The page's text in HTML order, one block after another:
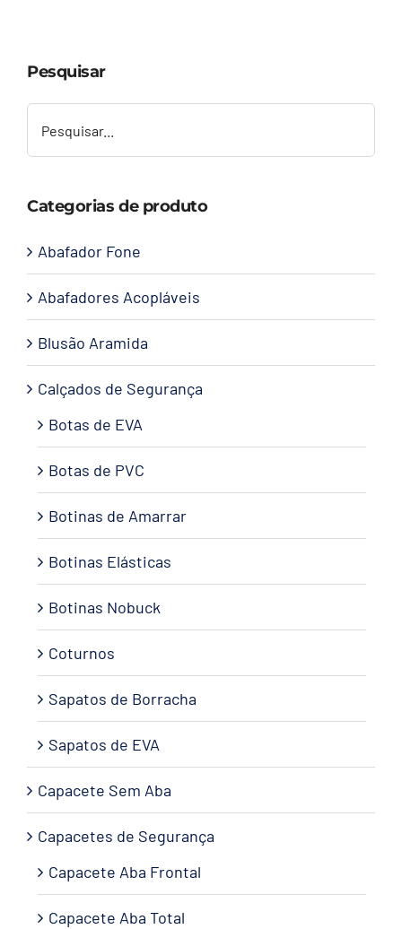
Contato
Pesquisar
Categorias de produto
Abafador Fone
Abafadores Acopláveis
Blusão Aramida
Calçados de Segurança
Botas de EVA
Botas de PVC
Botinas de Amarrar
Botinas Elásticas
Botinas Nobuck
Coturnos
Sapatos de Borracha
Sapatos de EVA
Capacete Sem Aba
Capacetes de Segurança
Capacete Aba Frontal
Capacete Aba Total